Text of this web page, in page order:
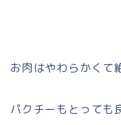
お肉はやわらかくて
パクチーもとっても